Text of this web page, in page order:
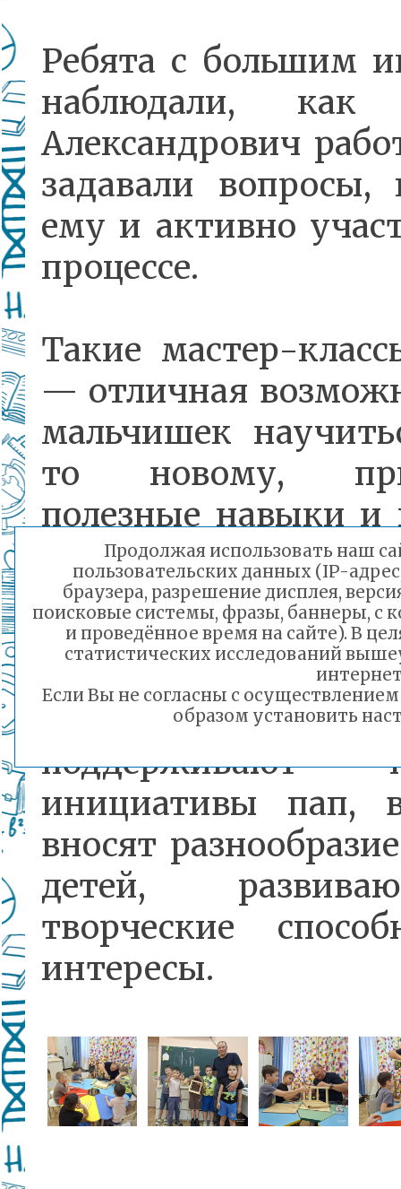
Ребята с большим
наблюдали, как
Александрович
задавали вопросы,
ему и активно
процессе.
Такие мастер-
— отличная
мальчишек
то новому,
полезные навыки и
время с отцами.
укрепить
детьми и
Педагоги
поддерживают
инициативы пап,
вносят
детей,
творческие
интересы.
Продолжая использовать наш
пользовательских данных (IP-
браузера, разрешение дисплея,
поисковые системы, фразы, баннеры, с
и проведённое время на сайте). В
статистических исследований
Если Вы не согласны с
образом установить